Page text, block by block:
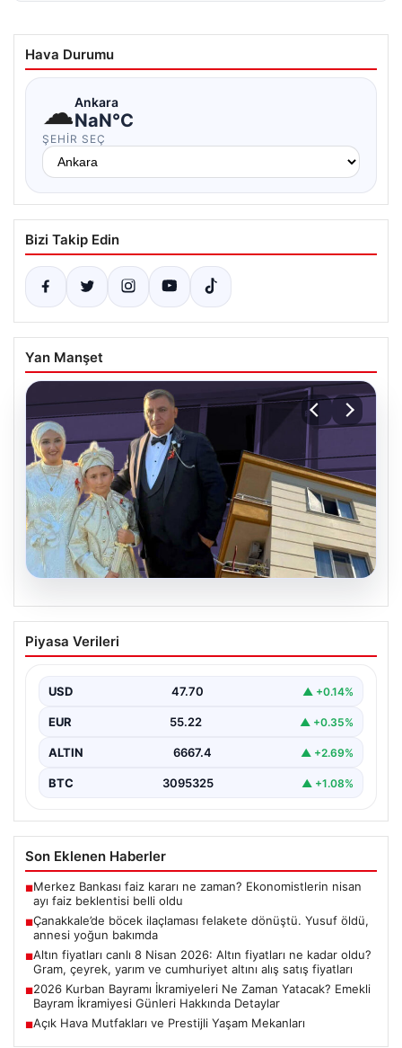
Hava Durumu
☁Ankara
NaN°C
ŞEHIR SEÇ
Bizi Takip Edin
Yan Manşet
06.08.2026
Çanakkale’de böcek ilaçlaması felakete
dönüştü. Yusuf öldü, annesi yoğun
Piyasa Verileri
USD 47.70 ▲ +0.14%
EUR 55.22 ▲ +0.35%
ALTIN 6667.4 ▲ +2.69%
BTC 3095325 ▲ +1.08%
Son Eklenen Haberler
■Merkez Bankası faiz kararı ne zaman? Ekonomistlerin nisan
ayı faiz beklentisi belli oldu
■Çanakkale’de böcek ilaçlaması felakete dönüştü. Yusuf öldü,
annesi yoğun bakımda
■Altın fiyatları canlı 8 Nisan 2026: Altın fiyatları ne kadar oldu?
Gram, çeyrek, yarım ve cumhuriyet altını alış satış fiyatları
■2026 Kurban Bayramı İkramiyeleri Ne Zaman Yatacak? Emekli
Bayram İkramiyesi Günleri Hakkında Detaylar
■Açık Hava Mutfakları ve Prestijli Yaşam Mekanları